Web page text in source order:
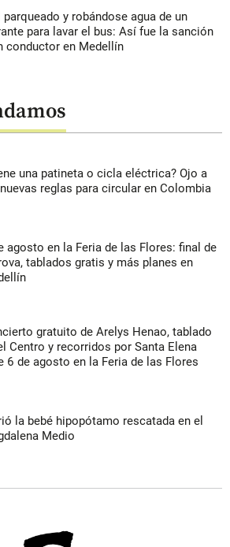
parqueado y robándose agua de un
para lavar el bus: Así fue la sanción
conductor en Medellín
una patineta o cicla eléctrica? Ojo a
reglas para circular en Colombia
agosto en la Feria de las Flores: final de
tablados gratis y más planes en
gratuito de Arelys Henao, tablado
Centro y recorridos por Santa Elena
6 de agosto en la Feria de las Flores
la bebé hipopótamo rescatada en el
Medio